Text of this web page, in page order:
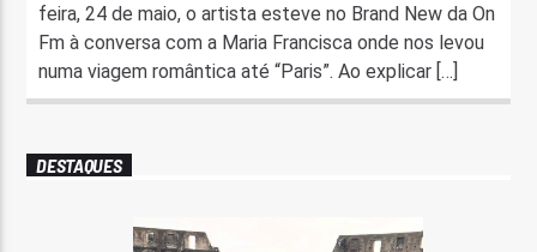
feira, 24 de maio, o artista esteve no Brand New da On
Fm à conversa com a Maria Francisca onde nos levou
numa viagem romântica até “Paris”. Ao explicar […]
DESTAQUES